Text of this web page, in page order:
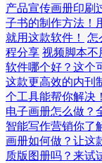
产品宣传画册印刷
子书的制作方法！
就用这款软件！
怎
程分享 视频脚本不
软件哪个好？这个
这款更高效的内刊
个工具能帮你解决！
电子画册怎么做？
智能写作营销你了
画册如何做？让这
质版图册吗？来试